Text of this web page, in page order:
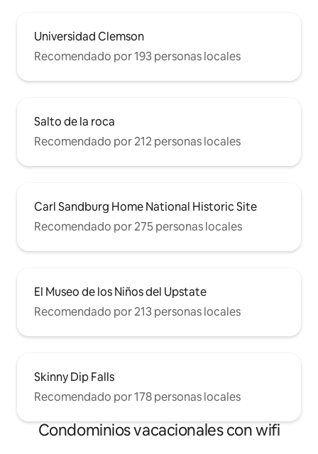
Universidad Clemson
Recomendado por 193 personas locales
Salto de la roca
Recomendado por 212 personas locales
Carl Sandburg Home National Historic Site
Recomendado por 275 personas locales
El Museo de los Niños del Upstate
Recomendado por 213 personas locales
Skinny Dip Falls
Recomendado por 178 personas locales
Condominios vacacionales con wifi